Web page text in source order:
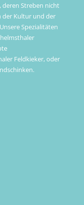
Streben nicht
der Kultur und der
Spezialitäten
Feldkieker, oder